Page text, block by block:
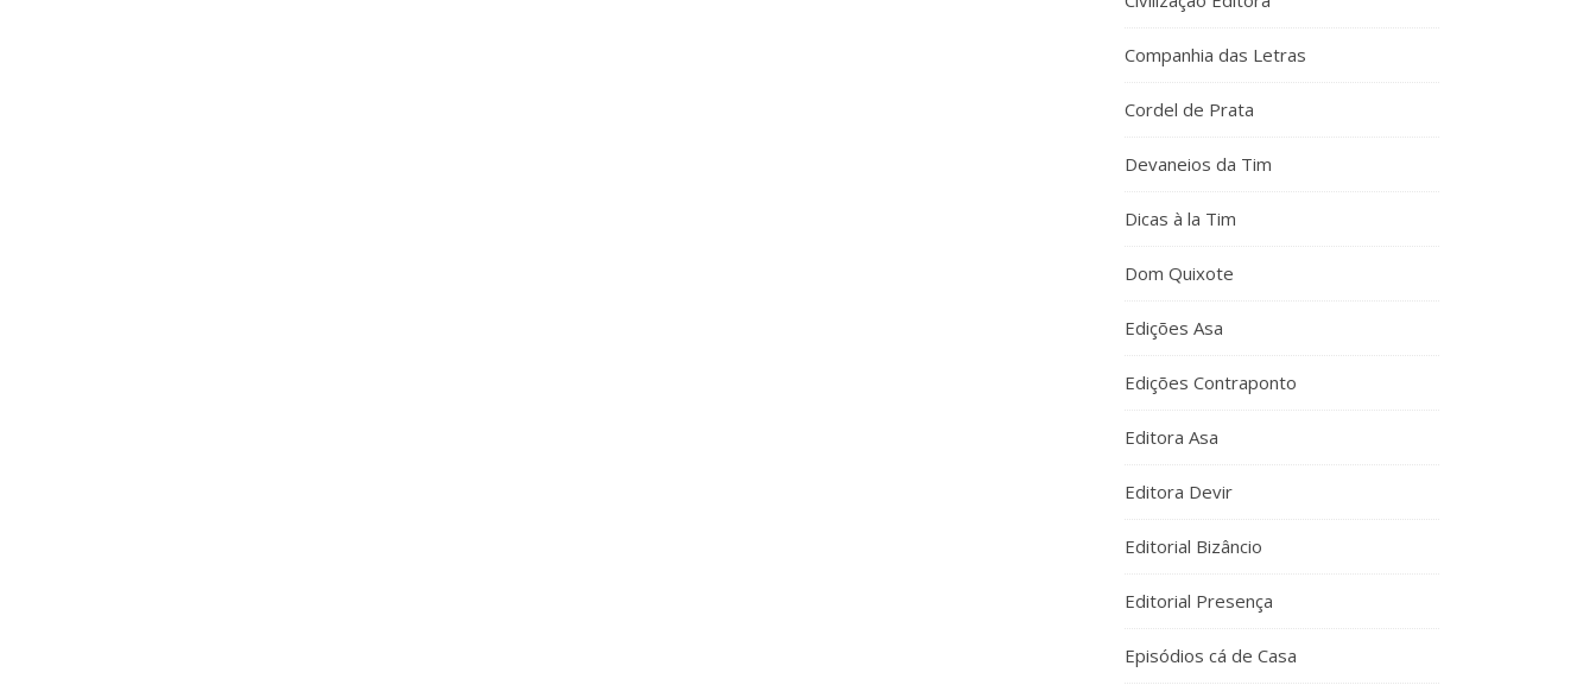
Companhia das Letras
Cordel de Prata
Devaneios da Tim
Dicas à la Tim
Dom Quixote
Edições Asa
Edições Contraponto
Editora Asa
Editora Devir
Editorial Bizâncio
Editorial Presença
Episódios cá de Casa